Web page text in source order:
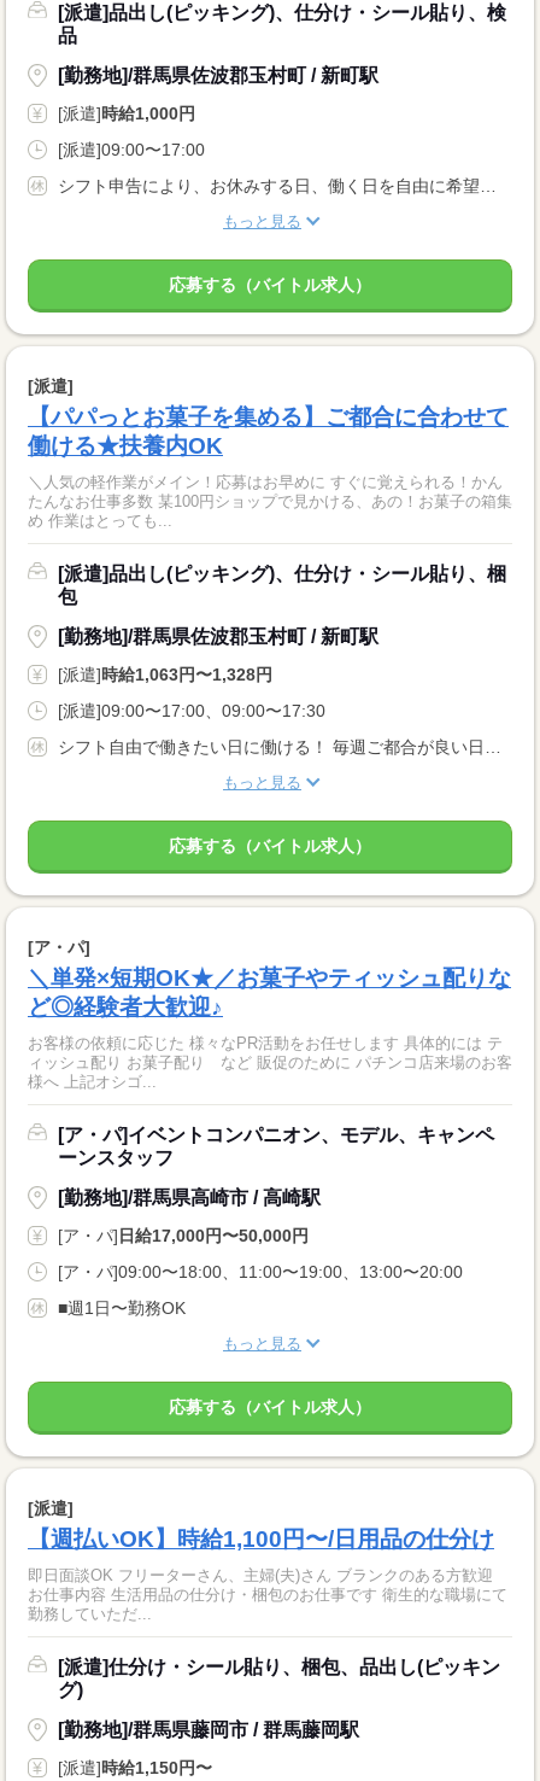
[派遣]品出し(ピッキング)、仕分け・シール貼り、検
品
[勤務地]/群馬県佐波郡玉村町 / 新町駅
[派遣]時給1,000円
[派遣]09:00〜17:00
もっと見る
応募する（バイトル求人）
[派遣]
【パパっとお菓子を集める】ご都合に合わせて
働ける★扶養内OK
＼人気の軽作業がメイン！応募はお早めに すぐに覚えられる！かん
たんなお仕事多数 某100円ショップで見かける、あの！お菓子の箱集
め 作業はとっても...
[派遣]品出し(ピッキング)、仕分け・シール貼り、梱
包
[勤務地]/群馬県佐波郡玉村町 / 新町駅
[派遣]時給1,063円〜1,328円
[派遣]09:00〜17:00、09:00〜17:30
もっと見る
応募する（バイトル求人）
[ア・パ]
＼単発×短期OK★／お菓子やティッシュ配りな
ど◎経験者大歓迎♪
お客様の依頼に応じた 様々なPR活動をお任せします 具体的には テ
ィッシュ配り お菓子配り など 販促のために パチンコ店来場のお客
様へ 上記オシゴ...
[ア・パ]イベントコンパニオン、モデル、キャンペ
ーンスタッフ
[勤務地]/群馬県高崎市 / 高崎駅
[ア・パ] 日給17,000円〜50,000円
[ア・パ]09:00〜18:00、11:00〜19:00、13:00〜20:00
■週1日〜勤務OK
もっと見る
応募する（バイトル求人）
[派遣]
【週払いOK】時給1,100円〜/日用品の仕分け
即日面談OK フリーターさん、主婦(夫)さん ブランクのある方歓迎
お仕事内容 生活用品の仕分け・梱包のお仕事です 衛生的な職場にて
勤務していただ...
[派遣]仕分け・シール貼り、梱包、品出し(ピッキン
グ)
[勤務地]/群馬県藤岡市 / 群馬藤岡駅
[派遣]時給1,150円〜